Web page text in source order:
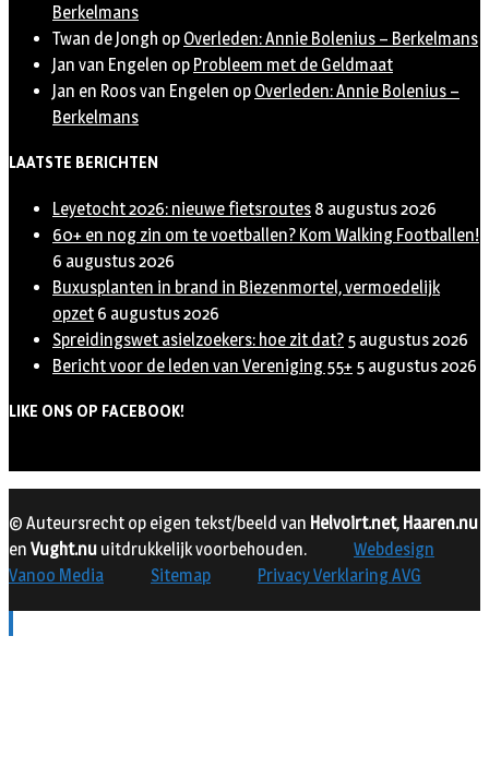
Berkelmans
Twan de Jongh op Overleden: Annie Bolenius – Berkelmans
Jan van Engelen op Probleem met de Geldmaat
Jan en Roos van Engelen op Overleden: Annie Bolenius –
Berkelmans
LAATSTE BERICHTEN
Leyetocht 2026: nieuwe fietsroutes 8 augustus 2026
60+ en nog zin om te voetballen? Kom Walking Footballen!
6 augustus 2026
Buxusplanten in brand in Biezenmortel, vermoedelijk
opzet 6 augustus 2026
Spreidingswet asielzoekers: hoe zit dat? 5 augustus 2026
Bericht voor de leden van Vereniging 55+ 5 augustus 2026
LIKE ONS OP FACEBOOK!
© Auteursrecht op eigen tekst/beeld van Helvoirt.net, Haaren.nu
en Vught.nu uitdrukkelijk voorbehouden.
Webdesign
Vanoo Media
Sitemap Privacy Verklaring AVG